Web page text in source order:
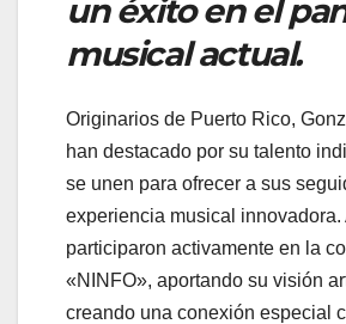
un éxito en el
musical actual.
Originarios de Puerto Rico,
han destacado por su talento
se unen para ofrecer a sus
experiencia musical innovadora.
participaron activamente en la
«NINFO», aportando su visión
creando una conexión especial